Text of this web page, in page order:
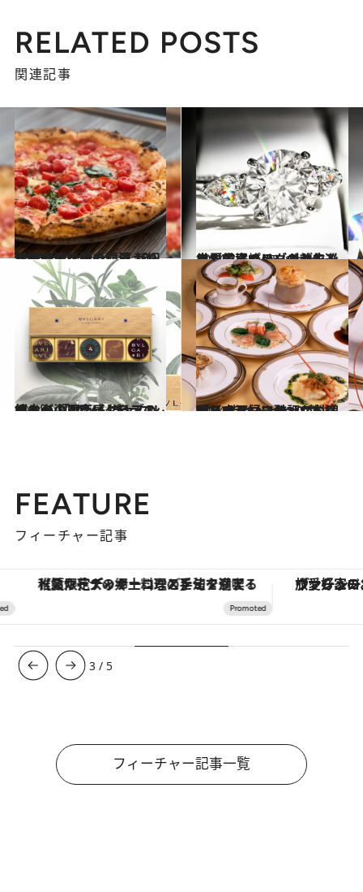
RELATED POSTS
関連記事
2024.7.12
発祥の地に新たな風 新旧ピッツェリアの競演 100年の歴史を誇るレジェンド店
旅＆お出かけ 2024.3.5
世界最高峰のダイヤモンドが並ぶパリ、ヴァンドーム広場のメゾンが生み出すジュエリーの美を巡る
コミック ＆ エッセイ
2024.1.30
地中海の風を感じるブルガリの 「サン・ヴァレンティーノ 2024」 チョコレートが導く南イタリアの旅へ
グルメ 2024.2.11
“白い脂がべっとり”本格派ビストロに酷評が…「日本人、フランス料理があまり好きじゃない説」の深いワケ
グルメ
FEATURE
フィーチャー記事
【夏限定ディナーコース】旬を迎える稚鮎や花ズッキーニなどをイタリア・トスカーナの郷土料理の手法で満喫！ ヴァシュロン・コンスタンタ
3 / 5
フィーチャー記事一覧